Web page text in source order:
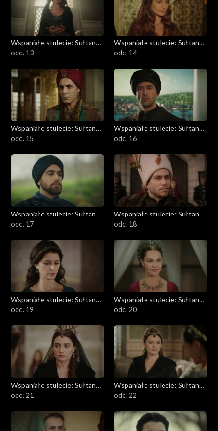
Wspaniałe stulecie: Sułtanka
Kösem
odc. 13
Wspaniałe stulecie: Sułtanka
Kösem
odc. 14
Wspaniałe stulecie: Sułtanka
Kösem
odc. 15
Wspaniałe stulecie: Sułtanka
Kösem
odc. 16
Wspaniałe stulecie: Sułtanka
Kösem
odc. 17
Wspaniałe stulecie: Sułtanka
Kösem
odc. 18
Wspaniałe stulecie: Sułtanka
Kösem
odc. 19
Wspaniałe stulecie: Sułtanka
Kösem
odc. 20
Wspaniałe stulecie: Sułtanka
Kösem
odc. 21
Wspaniałe stulecie: Sułtanka
Kösem
odc. 22